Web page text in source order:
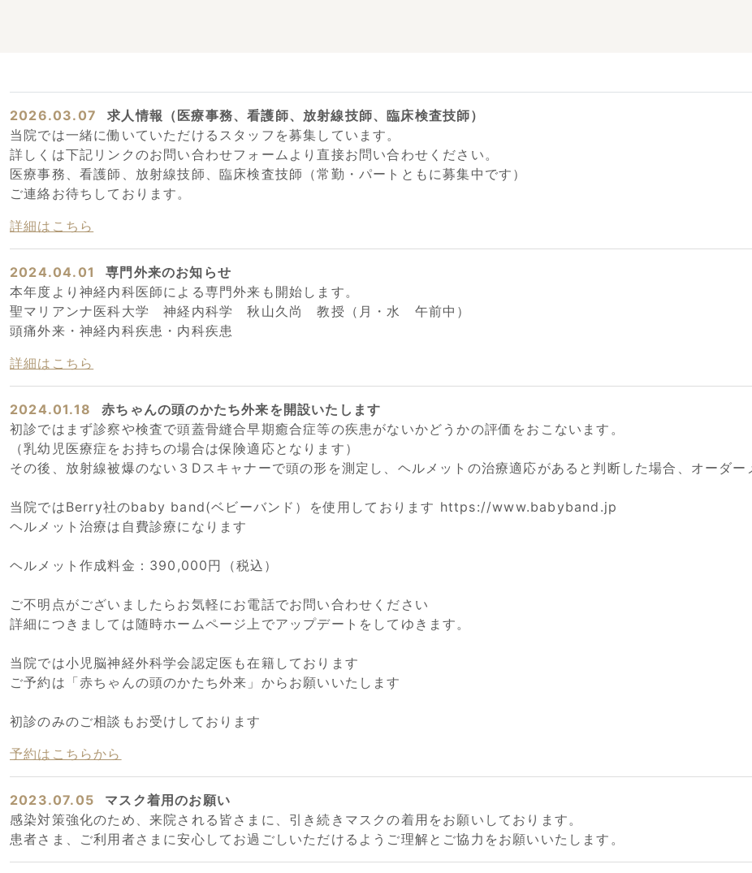
2026.03.07
求人情報（医療事務、看護師、放射線技師、臨床検査技師）
当院では一緒に働いていただけるスタッフを募集しています。
詳しくは下記リンクのお問い合わせフォームより直接お問い合わせください。
医療事務、看護師、放射線技師、臨床検査技師（常勤・パートともに募集中です）
ご連絡お待ちしております。
詳細はこちら
2024.04.01
専門外来のお知らせ
本年度より神経内科医師による専門外来も開始します。
聖マリアンナ医科大学 神経内科学 秋山久尚 教授（月・水 午前中）
頭痛外来・神経内科疾患・内科疾患
詳細はこちら
2024.01.18
赤ちゃんの頭のかたち外来を開設いたします
初診ではまず診察や検査で頭蓋骨縫合早期癒合症等の疾患がないかどうかの評価をおこないます。
（乳幼児医療症をお持ちの場合は保険適応となります）
その後、放射線被爆のない３Dスキャナーで頭の形を測定し、ヘルメットの治療適応があると判断した場合、オーダー
当院ではBerry社のbaby band(ベビーバンド）を使用しております https://www.babyband.jp
ヘルメット治療は自費診療になります
ヘルメット作成料金：390,000円（税込）
ご不明点がございましたらお気軽にお電話でお問い合わせください
詳細につきましては随時ホームページ上でアップデートをしてゆきます。
当院では小児脳神経外科学会認定医も在籍しております
ご予約は「赤ちゃんの頭のかたち外来」からお願いいたします
初診のみのご相談もお受けしております
予約はこちらから
2023.07.05
マスク着用のお願い
感染対策強化のため、来院される皆さまに、引き続きマスクの着用をお願いしております。
患者さま、ご利用者さまに安心してお過ごしいただけるようご理解とご協力をお願いいたします。